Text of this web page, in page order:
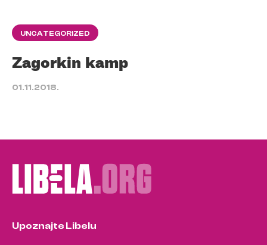
UNCATEGORIZED
Zagorkin kamp
01.11.2018.
Upoznajte Libelu